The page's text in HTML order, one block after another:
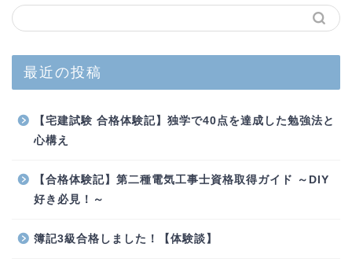
最近の投稿
【宅建試験 合格体験記】独学で40点を達成した勉強法と
心構え
【合格体験記】第二種電気工事士資格取得ガイド ～DIY
好き必見！～
簿記3級合格しました！【体験談】